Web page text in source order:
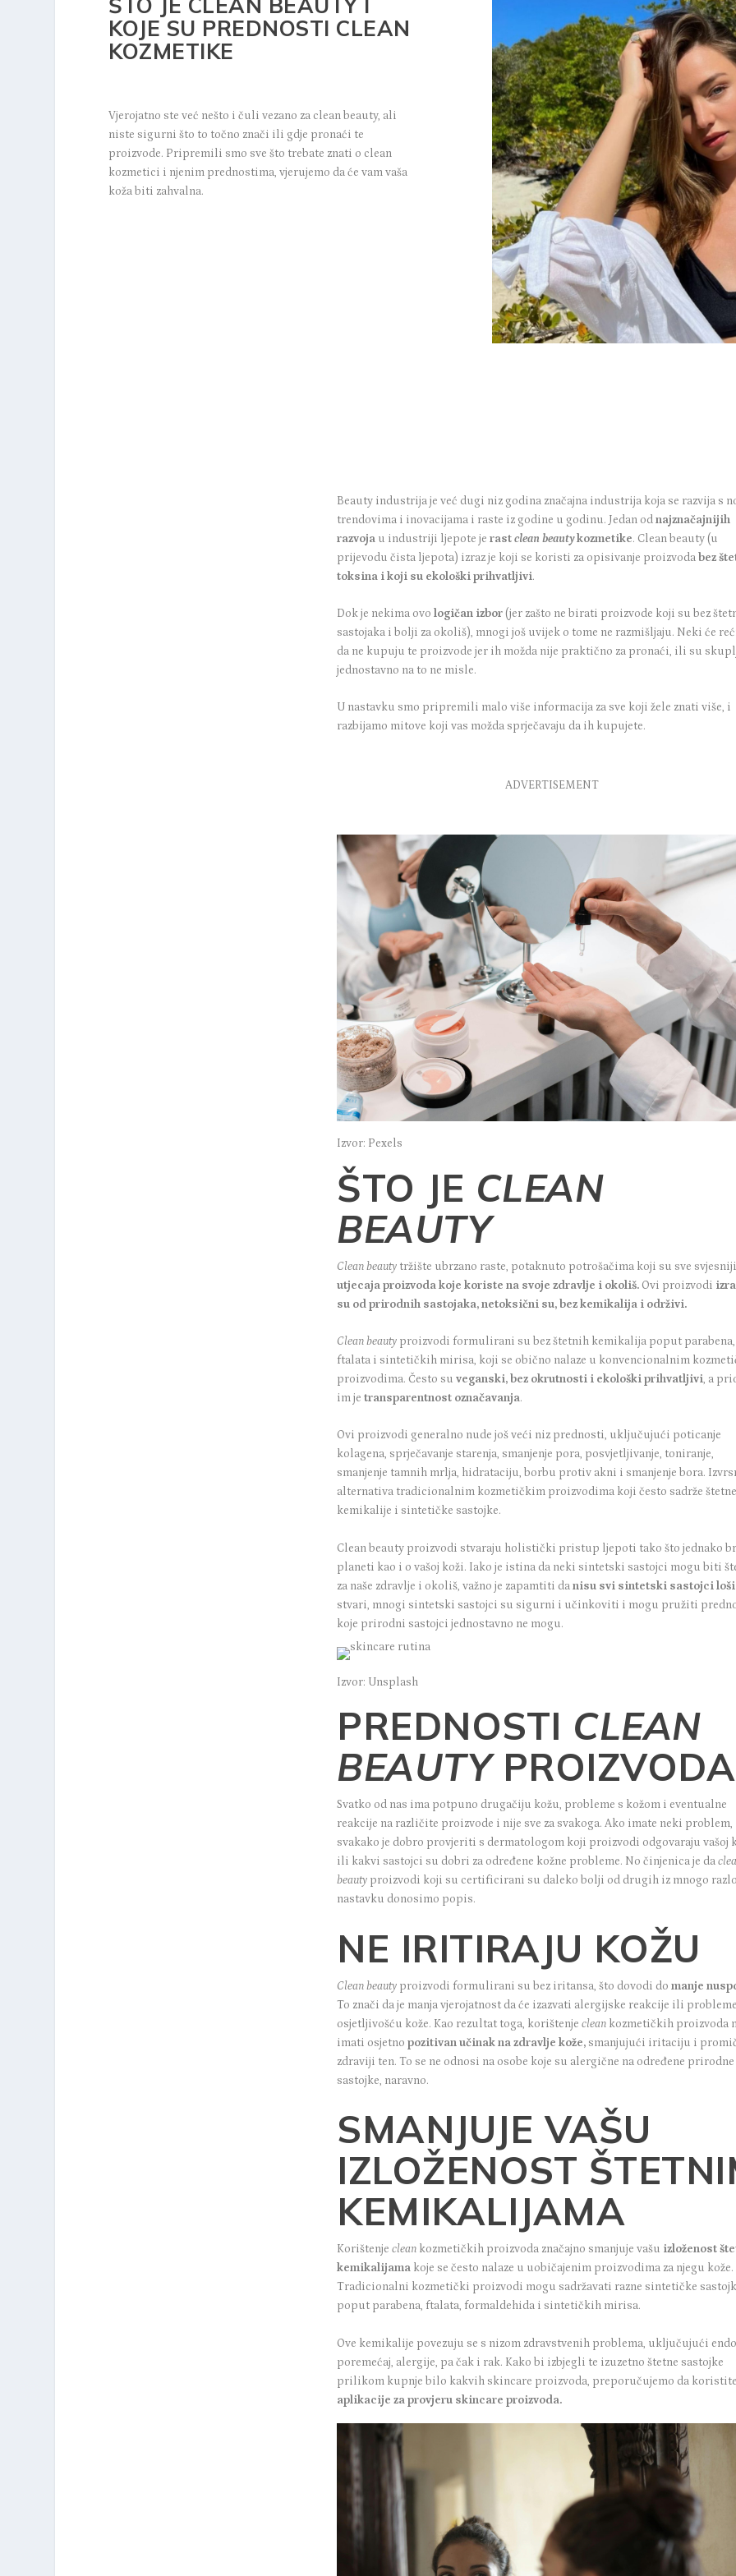
ŠTO JE CLEAN BEAUTY I
KOJE SU PREDNOSTI CLEAN
KOZMETIKE
Vjerojatno ste već nešto i čuli vezano za clean beauty, ali
niste sigurni što to točno znači ili gdje pronaći te
proizvode. Pripremili smo sve što trebate znati o clean
kozmetici i njenim prednostima, vjerujemo da će vam vaša
koža biti zahvalna.
Beauty industrija je već dugi niz godina značajna industrija koja se razvija s
trendovima i inovacijama i raste iz godine u godinu. Jedan odnajznačajnijih
razvoja u industriji ljepote jerastclean beautykozmetike. Clean beauty (u
prijevodu čista ljepota) izraz je koji se koristi za opisivanje proizvodabez
toksina i koji su ekološki prihvatljivi.
Dok je nekima ovologičan izbor (jer zašto ne birati proizvode koji su bez
sastojaka i bolji za okoliš), mnogi još uvijek o tome ne razmišljaju. Neki će
da ne kupuju te proizvode jer ih možda nije praktično za pronaći, ili su
jednostavno na to ne misle.
U nastavku smo pripremili malo više informacija za sve koji žele znati više, i
razbijamo mitove koji vas možda sprječavaju da ih kupujete.
ADVERTISEMENT
Izvor: Pexels
ŠTO JE CLEAN
BEAUTY
Clean beauty tržište ubrzano raste, potaknuto potrošačima koji su sve svjesniji
utjecaja proizvoda koje koriste na svoje zdravlje i okoliš. Ovi proizvodi
su od prirodnih sastojaka, netoksični su, bez kemikalija i održivi.
Clean beauty proizvodi formulirani su bez štetnih kemikalija poput parabena,
ftalata i sintetičkih mirisa, koji se obično nalaze u konvencionalnim
proizvodima. Često suveganski, bez okrutnosti i ekološki prihvatljivi, a
im je transparentnost označavanja.
Ovi proizvodi generalno nude još veći niz prednosti, uključujući poticanje
kolagena, sprječavanje starenja, smanjenje pora, posvjetljivanje, toniranje,
smanjenje tamnih mrlja, hidrataciju, borbu protiv akni i smanjenje bora.
alternativa tradicionalnim kozmetičkim proizvodima koji često sadrže štetne
kemikalije i sintetičke sastojke.
Clean beauty proizvodi stvaraju holistički pristup ljepoti tako što jednako
planeti kao i o vašoj koži. Iako je istina da neki sintetski sastojci mogu biti
za naše zdravlje i okoliš, važno je zapamtiti danisu svi sintetski sastojci loši
stvari, mnogi sintetski sastojci su sigurni i učinkoviti i mogu pružiti
koje prirodni sastojci jednostavno ne mogu.
Izvor: Unsplash
PREDNOSTI CLEAN
BEAUTYPROIZVODA
Svatko od nas ima potpuno drugačiju kožu, probleme s kožom i eventualne
reakcije na različite proizvode i nije sve za svakoga. Ako imate neki problem,
svakako je dobro provjeriti s dermatologom koji proizvodi odgovaraju vašoj
ili kakvi sastojci su dobri za određene kožne probleme. No činjenica je da
beauty proizvodi koji su certificirani su daleko bolji od drugih iz mnogo
nastavku donosimo popis.
NE IRITIRAJU KOŽU
Clean beauty proizvodi formulirani su bez iritansa, što dovodi domanje
To znači da je manja vjerojatnost da će izazvati alergijske reakcije ili
osjetljivošću kože. Kao rezultat toga, korištenjeclean kozmetičkih proizvoda
imati osjetnopozitivan učinak na zdravlje kože, smanjujući iritaciju i
zdraviji ten. To se ne odnosi na osobe koje su alergične na određene prirodne
sastojke, naravno.
SMANJUJE VAŠU
IZLOŽENOST
KEMIKALIJAMA
Korištenjeclean kozmetičkih proizvoda značajno smanjuje vašu izloženost
kemikalijama koje se često nalaze u uobičajenim proizvodima za njegu kože.
Tradicionalni kozmetički proizvodi mogu sadržavati razne sintetičke
poput parabena, ftalata, formaldehida i sintetičkih mirisa.
Ove kemikalije povezuju se s nizom zdravstvenih problema, uključujući
poremećaj, alergije, pa čak i rak. Kako bi izbjegli te izuzetno štetne sastojke
prilikom kupnje bilo kakvih skincare proizvoda, preporučujemo da koristite
aplikacije za provjeru skincare proizvoda.